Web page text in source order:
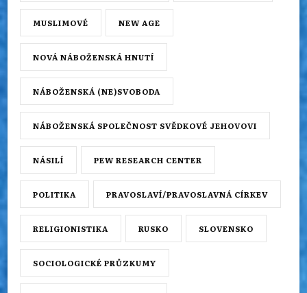
MUSLIMOVÉ NEW AGE
NOVÁ NÁBOŽENSKÁ HNUTÍ
NÁBOŽENSKÁ (NE)SVOBODA
NÁBOŽENSKÁ SPOLEČNOST SVĚDKOVÉ JEHOVOVI
NÁSILÍ PEW RESEARCH CENTER
POLITIKA PRAVOSLAVÍ/PRAVOSLAVNÁ CÍRKEV
RELIGIONISTIKA RUSKO SLOVENSKO
SOCIOLOGICKÉ PRŮZKUMY